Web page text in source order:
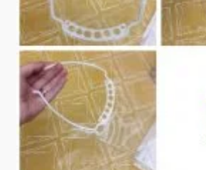
0 Article 0,00 €